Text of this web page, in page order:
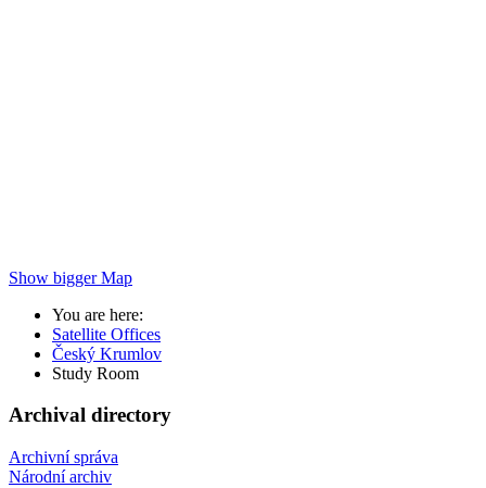
Show bigger Map
You are here:
Satellite Offices
Český Krumlov
Study Room
Archival directory
Archivní správa
Národní archiv